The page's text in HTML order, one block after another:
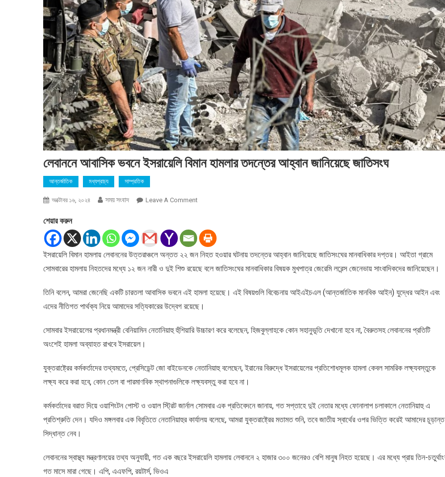
লেবাননে আবাসিক ভবনে ইসরায়েলি বিমান হামলার তদন্তের আহ্বান জানিয়েছে জাতিসংঘ
আন্তর্জাতিক মধ্যপ্রাচ্য সাম্প্রতিক
অক্টোবর ১৬, ২০২৪ সময় সংবাদ Leave A CommentOn
ভবনে
ইসরায়েলি
বিমান
হামলার
আহ্বান
জানিয়েছে
শেয়ার করুন
ইসরায়েলি বিমান হামলায় লেবাননের উত্তরাঞ্চলে অন্তত ২২ জন নিহত হওয়ার ঘটনায় তদন্তের আহ্বান জানিয়েছে জাতিসংঘের মানবাধিকার দপ্তর। আইতা গ্রামে
সোমবারের হামলায় নিহতদের মধ্যে ১২ জন নারী ও দুই শিশু রয়েছে বলে জাতিসংঘের মানবাধিকার বিষয়ক মুখপাত্র জেরেমি লরেন্স জেনেভায় সাংবাদিকদের জানিয়েছেন।
তিনি বলেন, আমরা জেনেছি একটি চারতলা আবাসিক ভবনে এই হামলা হয়েছে। এই বিষয়গুলি বিবেচনায় আইএইচএল (আন্তর্জাতিক মানবিক আইন) যুদ্ধের আইন এবং
এদের নীতিগত পার্থক্য নিয়ে আমাদের সত্যিকারের উদ্বেগ রয়েছে।
সোমবার ইসরায়েলের প্রধানমন্ত্রী বেনিয়ামিন নেতানিয়াহু হুঁশিয়ারি উচ্চারণ করে বলেছেন, হিজবুল্লাহকে কোন সহানুভূতি দেখানো হবে না, বৈরুতসহ লেবাননের প্রতিটি
অংশেই হামলা অব্যাহত রাখবে ইসরায়েল।
যুক্তরাষ্ট্রের কর্মকর্তাদের তথ্যমতে, প্রেসিডেন্ট জো বাইডেনকে নেতানিয়াহু বলেছেন, ইরানের বিরুদ্ধে ইসরায়েলের প্রতিশোধমূলক হামলা কেবল সামরিক লক্ষ্যবস্তুকে
লক্ষ্য করে করা হবে, কোন তেল বা পারমাণবিক স্থাপনাগুলিকে লক্ষ্যবস্তু করা হবে না।
কর্মকর্তাদের বরাত দিয়ে ওয়াশিংটন পোস্ট ও ওয়াল স্ট্রিট জার্নাল সোমবার এক প্রতিবেদনে জানায়, গত সপ্তাহে দুই নেতার মধ্যে ফোনালাপ চলাকালে নেতানিয়াহু এ
প্রতিশ্রুতি দেন। যদিও মঙ্গলবার এক বিবৃতিতে নেতানিয়াহুর কার্যালয় বলেছে, আমরা যুক্তরাষ্ট্রের মতামত শুনি, তবে জাতীয় স্বার্থের ওপর ভিত্তি করেই আমাদের চূড়ান্ত
সিদ্ধান্ত নেব।
লেবাননের স্বাস্থ্য মন্ত্রণালয়ের তথ্য অনুযায়ী, গত এক বছরে ইসরায়েলি হামলায় লেবাননে ২ হাজার ৩০০ জনেরও বেশি মানুষ নিহত হয়েছে। এর মধ্যে প্রায় তিন-
গত মাসে মারা গেছে। এপি, এএফপি, রয়টার্স, ভিওএ
সময়
সংবাদ
সময়
সংবাদ
সময়
সংবাদ
সময়